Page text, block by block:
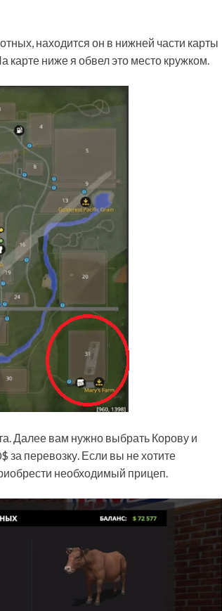
находится он в нижней части карты
карте ниже я обвел это место кружком.
Далее вам нужно выбрать Корову и
за перевозку. Если вы не хотите
необходимый прицеп.